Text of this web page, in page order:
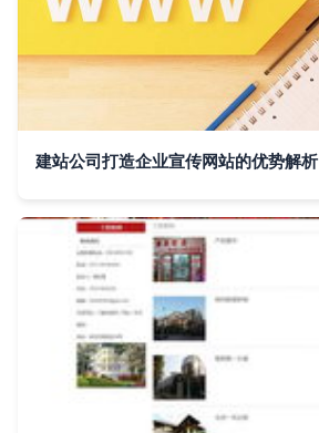
建站公司打造企业宣传网站的优势解析